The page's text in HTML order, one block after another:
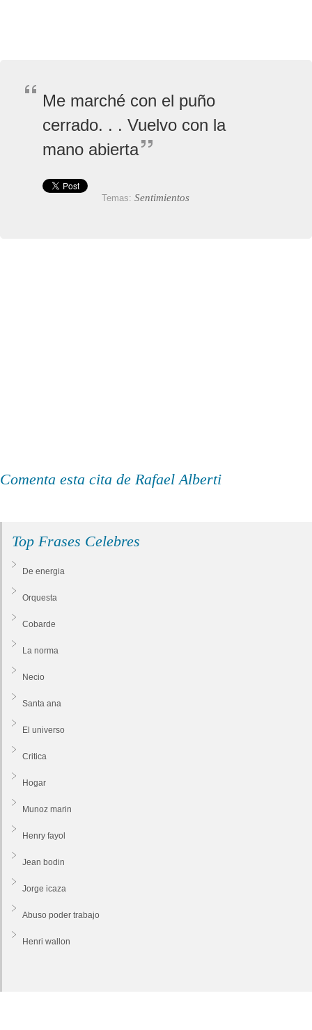
Me marché con el puño
cerrado. . . Vuelvo con la
mano abierta
Temas: Sentimientos
Comenta esta cita de Rafael Alberti
Top Frases Celebres
De energia
Orquesta
Cobarde
La norma
Necio
Santa ana
El universo
Critica
Hogar
Munoz marin
Henry fayol
Jean bodin
Jorge icaza
Abuso poder trabajo
Henri wallon